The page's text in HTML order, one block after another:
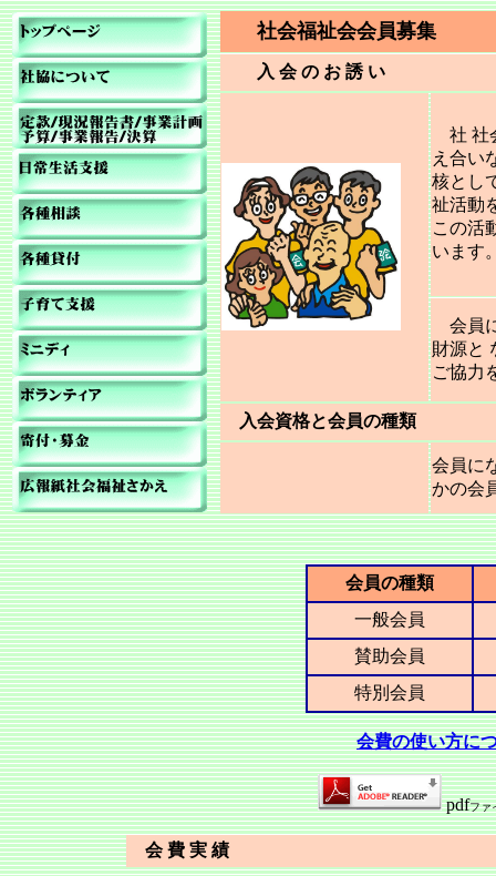
社会福祉会会員募集
入 会 の お 誘 い
社 社
え合い
核とし
祉活動
この活
いま
会員
財源と
ご協力
入会資格と会員の種類
会員に
かの会
会員の種類
一般会員
賛助会員
特別会員
会費の使い方に
pdfファ
会 費 実 績